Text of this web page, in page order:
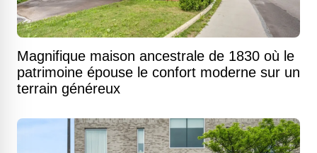
Magnifique maison ancestrale de 1830 où le
patrimoine épouse le confort moderne sur un
terrain généreux